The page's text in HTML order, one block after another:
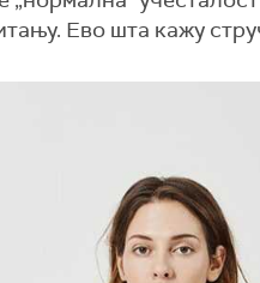
Ево шта кажу